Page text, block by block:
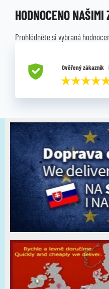
HODNOCENO
Prohlédněte si vybraná
Ověřený zákazník